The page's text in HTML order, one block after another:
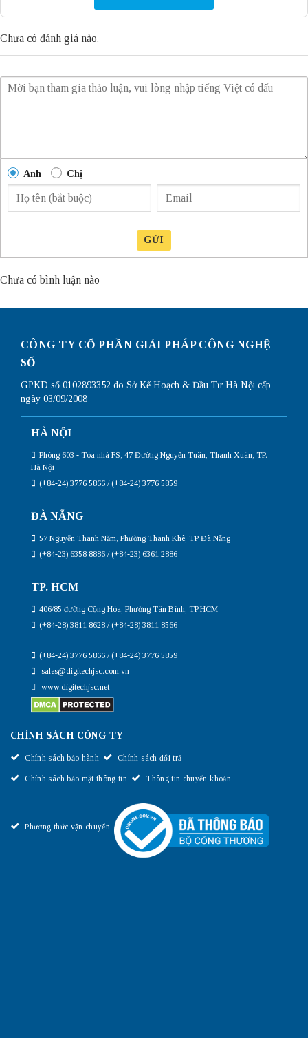
Chưa có đánh giá nào.
Anh Chị
GỬI
Chưa có bình luận nào
CÔNG TY CỔ PHẦN GIẢI PHÁP CÔNG NGHỆ
SỐ
GPKD số 0102893352 do Sở Kế Hoạch & Đầu Tư Hà Nội cấp
ngày 03/09/2008
HÀ NỘI
Phòng 603 - Tòa nhà FS, 47 Đường Nguyễn Tuân, Thanh Xuân, TP.
Hà Nội
(+84-24) 3776 5866 / (+84-24) 3776 5859
ĐÀ NẴNG
57 Nguyễn Thanh Năm, Phường Thanh Khê, TP Đà Nẵng
(+84-23) 6358 8886 / (+84-23) 6361 2886
TP. HCM
406/85 đường Cộng Hòa, Phường Tân Bình, TP.HCM
(+84-28) 3811 8628 / (+84-28) 3811 8566
(+84-24) 3776 5866 / (+84-24) 3776 5859
sales@digitechjsc.com.vn
www.digitechjsc.net
CHÍNH SÁCH CÔNG TY
Chính sách bảo hành Chính sách đổi trả
Chính sách bảo mật thông tin Thông tin chuyển khoản
Phương thức vận chuyển